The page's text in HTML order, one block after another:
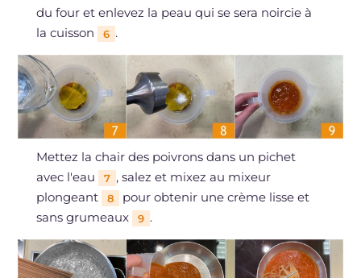
du four et enlevez la peau qui se sera noircie à
la cuisson
6 .
Mettez la chair des poivrons dans un pichet
avec l'eau
7 , salez et mixez au mixeur
plongeant
8
pour obtenir une crème lisse et
sans grumeaux
9 .